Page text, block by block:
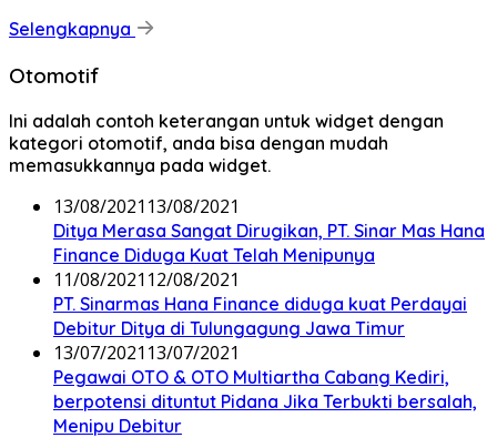
Selengkapnya
Otomotif
Ini adalah contoh keterangan untuk widget dengan
kategori otomotif, anda bisa dengan mudah
memasukkannya pada widget.
13/08/2021 13/08/2021
Ditya Merasa Sangat Dirugikan, PT. Sinar Mas Hana
Finance Diduga Kuat Telah Menipunya
11/08/2021 12/08/2021
PT. Sinarmas Hana Finance diduga kuat Perdayai
Debitur Ditya di Tulungagung Jawa Timur
13/07/2021 13/07/2021
Pegawai OTO & OTO Multiartha Cabang Kediri,
berpotensi dituntut Pidana Jika Terbukti bersalah,
Menipu Debitur